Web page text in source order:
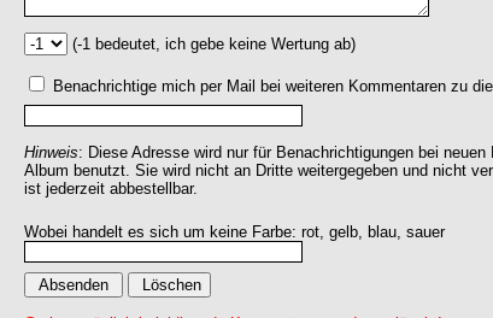
(-1 bedeutet, ich gebe keine Wertung ab)
Benachrichtige mich per Mail bei weiteren Kommentaren zu
Hinweis: Diese Adresse wird nur für Benachrichtigungen bei
Album benutzt. Sie wird nicht an Dritte weitergegeben und nicht
ist jederzeit abbestellbar.
Wobei handelt es sich um keine Farbe: rot, gelb, blau, sauer